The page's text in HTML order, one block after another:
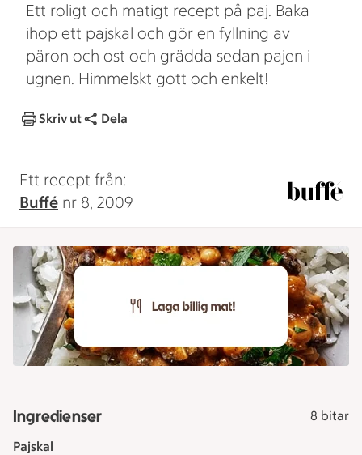
Ett roligt och matigt recept på paj. Baka
ihop ett pajskal och gör en fyllning av
päron och ost och grädda sedan pajen i
ugnen. Himmelskt gott och enkelt!
Skriv ut Dela
Ett recept från:
Buffé nr 8, 2009
Ingredienser
8 bitar
Pajskal